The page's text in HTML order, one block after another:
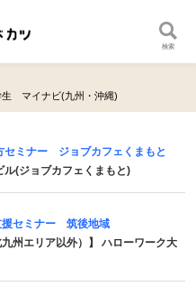
検索
生 マイナビ(九州・沖縄)
セミナー ジョブカフェくまもと
ル(ジョブカフェくまもと)
援セミナー 筑後地域
九州エリア以外）】 ハローワーク大